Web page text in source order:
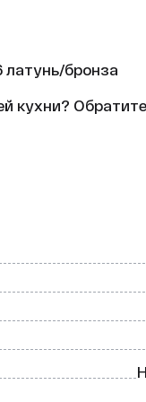
латунь/бронза
кухни?
дополнением к
(кран-буксы).